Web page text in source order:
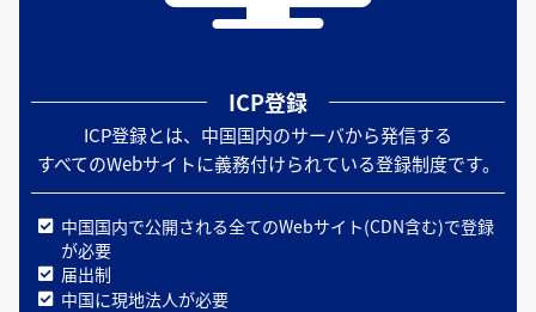
ICP登録
ICP登録とは、中国国内のサーバから発信する
すべてのWebサイトに義務付けられている登録制度です。
中国国内で公開される全てのWebサイト(CDN含む)で登録
が必要
届出制
中国に現地法人が必要